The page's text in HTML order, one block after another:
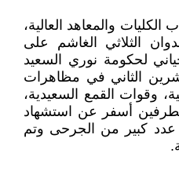
والمعاهد العالية،
الثلاثي الغاشم على
لحكومة نوري السعيد
يومي 3 و 4 تشرين الثاني في مظاهرات
وقوات القمع السعيدية،
أسفر عن استشهاد
عدد كبير من الجرحى وتم